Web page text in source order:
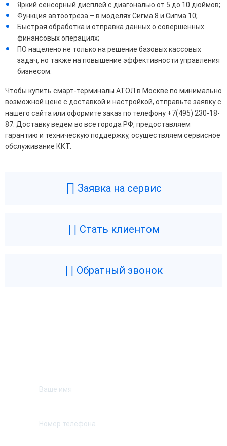
Яркий сенсорный дисплей с диагональю от 5 до 10 дюймов;
Функция автоотреза – в моделях Сигма 8 и Сигма 10;
Быстрая обработка и отправка данных о совершенных
финансовых операциях;
ПО нацелено не только на решение базовых кассовых
задач, но также на повышение эффективности управления
бизнесом.
Чтобы купить смарт-терминалы АТОЛ в Москве по минимально
возможной цене с доставкой и настройкой, отправьте заявку с
нашего сайта или оформите заказ по телефону +7(495) 230-18-
87. Доставку ведем во все города РФ, предоставляем
гарантию и техническую поддержку, осуществляем сервисное
обслуживание ККТ.
Заявка на сервис
Стать клиентом
Обратный звонок